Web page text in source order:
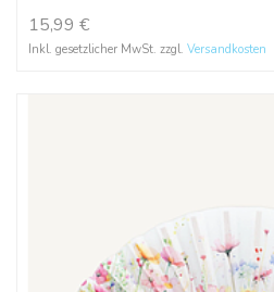
15,99 €
Inkl. gesetzlicher MwSt. zzgl. Versandkosten